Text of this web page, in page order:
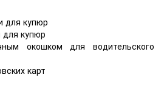
для купюр
для купюр
окошком для водительского
карт